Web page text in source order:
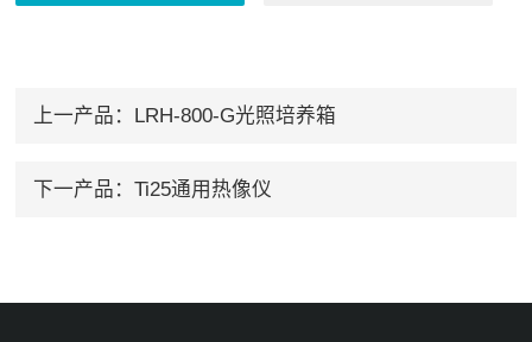
上一产品： LRH-800-G光照培养箱
下一产品： Ti25通用热像仪